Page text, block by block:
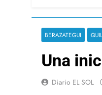
BERAZATEGUI
Una
Diario EL SOL